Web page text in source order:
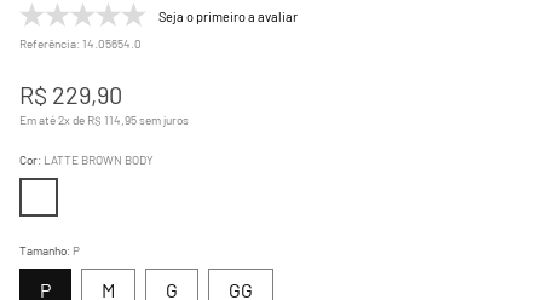
Seja o primeiro a avaliar
Referência: 14.05654.0
R$ 229,90
Em até2x de R$ 114 95sem juros
Tamanho: P
G GG
M
P
Cor: LATTE BROWN BODY